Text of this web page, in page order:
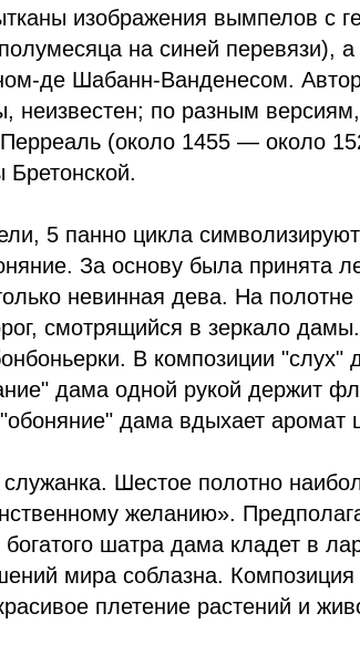
изображения вымпелов с
на синей перевязи),
де Шабанн-Ванденесом.
неизвестен; по разным
(около 1455 — около
5 панно цикла
За основу была принята
невинная дева. На полотне
смотрящийся в зеркало
В композиции "слух"
дама одной рукой держит
дама вдыхает аромат
Шестое полотно
желанию».
шатра дама кладет в
мира соблазна. Композиция
плетение растений и